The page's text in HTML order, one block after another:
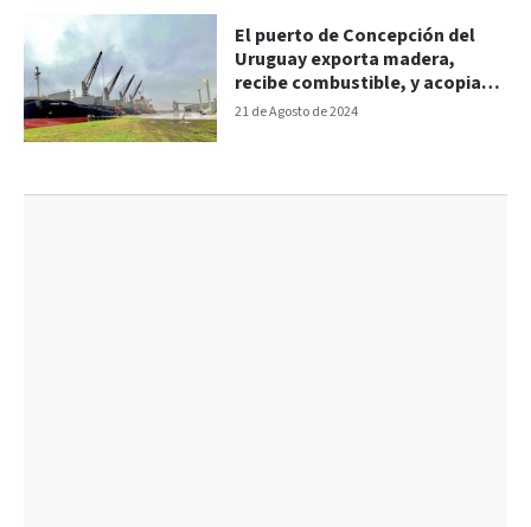
21 de Agosto de 2024
El puerto de Concepción del
Uruguay exporta madera,
recibe combustible, y acopia
granos